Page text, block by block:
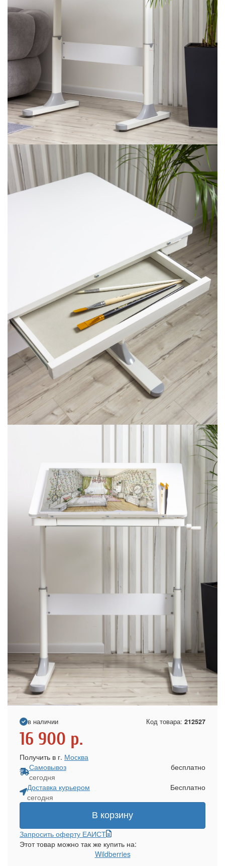
в наличии Код товара: 212527
16 900 р.
Получить в г. Москва
Самовывоз
сегодня
бесплатно
Доставка курьером
сегодня
Бесплатно
В корзину
Запросить оферту ЕАИСТ
Этот товар можно так же купить на:
Wildberries